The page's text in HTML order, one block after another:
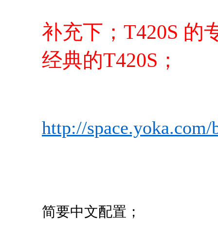
补充下；T420S 的
经典的T420S；
http://
简要中文配置；